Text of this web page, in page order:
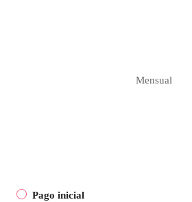
Mensual
Pago inicial